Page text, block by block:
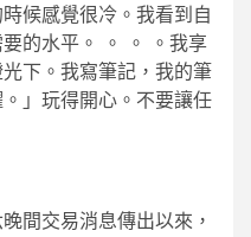
候感覺很冷。我看到自
的水平。 。 。 。我享
下。我寫筆記，我的筆
」玩得開心。不要讓任
間交易消息傳出以來，